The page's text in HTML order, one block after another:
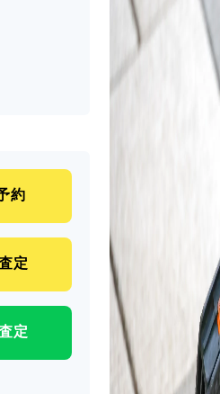
約
定
定